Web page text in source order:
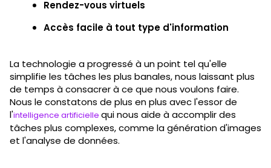
Rendez-vous virtuels
Accès facile à tout type d'information
La technologie a progressé à un point tel qu'elle
simplifie les tâches les plus banales, nous laissant plus
de temps à consacrer à ce que nous voulons faire.
Nous le constatons de plus en plus avec l'essor de
l'intelligence artificielle qui nous aide à accomplir des
tâches plus complexes, comme la génération d'images
et l'analyse de données.